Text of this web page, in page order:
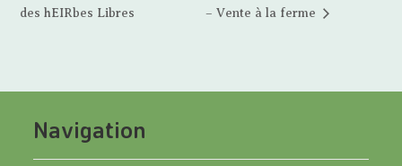
des hEIRbes Libres
– Vente à la ferme
Navigation